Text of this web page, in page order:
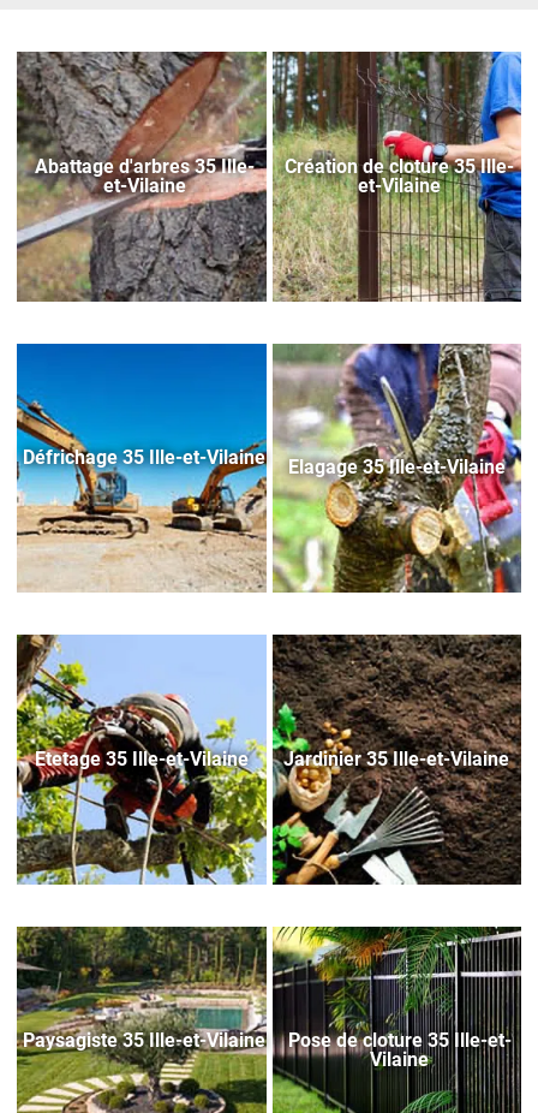
Abattage d'arbres 35 Ille-
et-Vilaine
Création de cloture 35 Ille-
et-Vilaine
Défrichage 35 Ille-et-Vilaine Elagage 35 Ille-et-Vilaine
Etetage 35 Ille-et-Vilaine Jardinier 35 Ille-et-Vilaine
Paysagiste 35 Ille-et-Vilaine
Pose de cloture 35 Ille-et-
Vilaine